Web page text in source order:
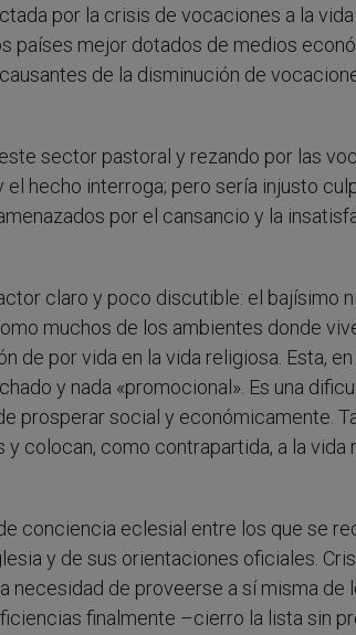
por la crisis de vocaciones a la
países mejor dotados de medios
de la disminución de
sector pastoral y rezando por las
hecho interroga; pero sería injusto
por el cansancio y la
claro y poco discutible: el bajísimo
muchos de los ambientes donde
de por vida en la vida religiosa. Esta,
y nada «promocional». Es una
prosperar social y económicamente.
colocan, como contrapartida, a la vida
conciencia eclesial entre los que se
y de sus orientaciones oficiales.
necesidad de proveerse a sí misma de
finalmente –cierro la lista sin